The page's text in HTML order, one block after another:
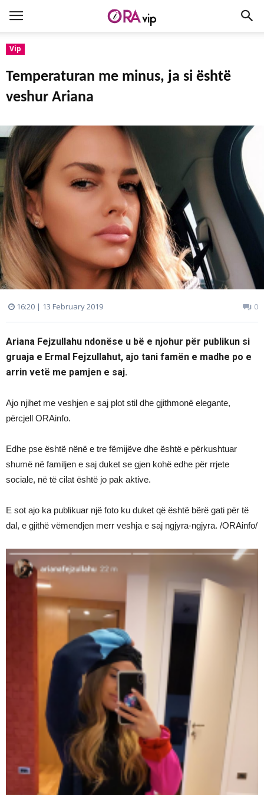
Vip
Temperaturan me minus, ja si është
veshur Ariana
16:20 | 13 February 2019 0
Ariana Fejzullahu ndonëse u bë e njohur për publikun si
gruaja e Ermal Fejzullahut, ajo tani famën e madhe po e
arrin vetë me pamjen e saj.
Ajo njihet me veshjen e saj plot stil dhe gjithmonë elegante,
përcjell ORAinfo.
Edhe pse është nënë e tre fëmijëve dhe është e përkushtuar
shumë në familjen e saj duket se gjen kohë edhe për rrjete
sociale, në të cilat është jo pak aktive.
E sot ajo ka publikuar një foto ku duket që është bërë gati për të
dal, e gjithë vëmendjen merr veshja e saj ngjyra-ngjyra. /ORAinfo/